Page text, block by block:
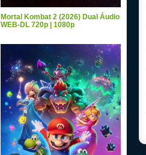
Mortal Kombat 2 (2026) Dual Áudio
WEB-DL 720p | 1080p